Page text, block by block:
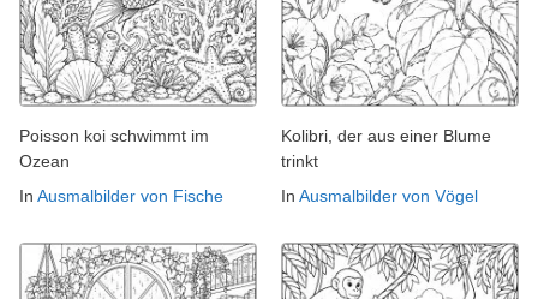
Poisson koi schwimmt im
Ozean
In Ausmalbilder von Fische
Kolibri, der aus einer Blume
trinkt
In Ausmalbilder von Vögel